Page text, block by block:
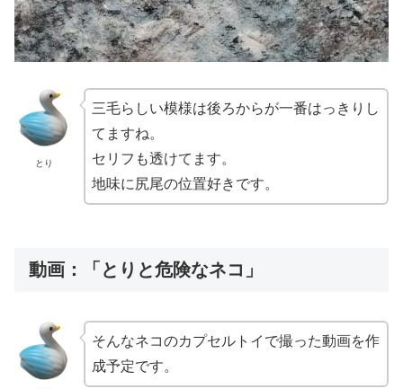
とり
三毛らしい模様は後ろからが一番はっきりし
てますね。
セリフも透けてます。
地味に尻尾の位置好きです。
動画：「とりと危険なネコ」
そんなネコのカプセルトイで撮った動画を作
成予定です。